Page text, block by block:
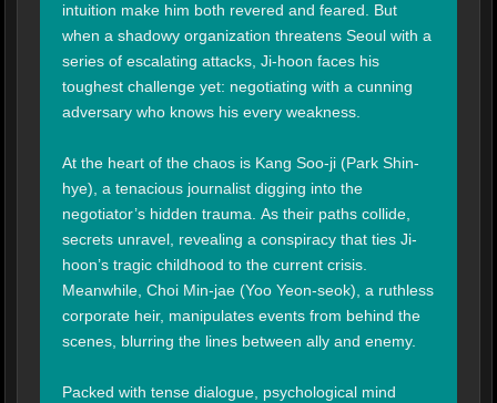
intuition make him both revered and feared. But
when a shadowy organization threatens Seoul with a
series of escalating attacks, Ji-hoon faces his
toughest challenge yet: negotiating with a cunning
adversary who knows his every weakness.
At the heart of the chaos is Kang Soo-ji (Park Shin-
hye), a tenacious journalist digging into the
negotiator’s hidden trauma. As their paths collide,
secrets unravel, revealing a conspiracy that ties Ji-
hoon’s tragic childhood to the current crisis.
Meanwhile, Choi Min-jae (Yoo Yeon-seok), a ruthless
corporate heir, manipulates events from behind the
scenes, blurring the lines between ally and enemy.
Packed with tense dialogue, psychological mind